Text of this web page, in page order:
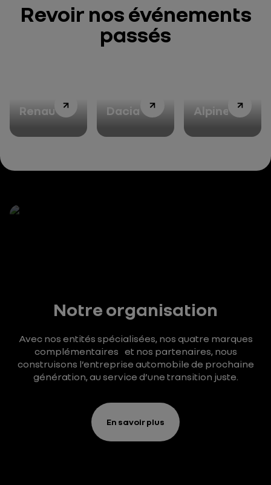
Revoir nos événements
passés
Renault Dacia Alpine
Notre organisation
Avec nos entités spécialisées, nos quatre marques
complémentaires et nos partenaires, nous
construisons l’entreprise automobile de prochaine
génération, au service d’une transition juste.
En savoir plus